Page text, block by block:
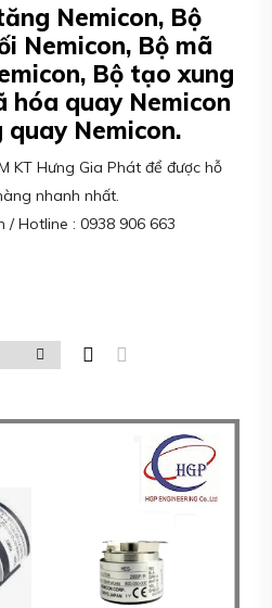
Nemicon, Bộ
Nemicon, Bộ mã
Bộ tạo xung
hóa quay Nemicon
quay Nemicon.
KT Hưng Gia Phát để được hỗ
nhanh nhất.
Hotline : 0938 906 663